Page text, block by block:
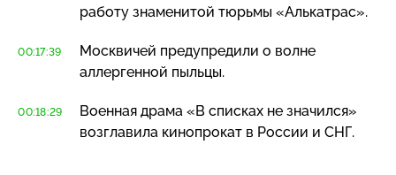
работу знаменитой тюрьмы «Алькатрас».
00:17:39
Москвичей предупредили о волне
аллергенной пыльцы.
00:18:29
Военная драма «В списках не значился»
возглавила кинопрокат в России и СНГ.